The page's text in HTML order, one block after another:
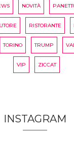
NOVITÀ
RISTORANTE
TORINO TRUMP
VIP ZICCAT
INSTAGRAM